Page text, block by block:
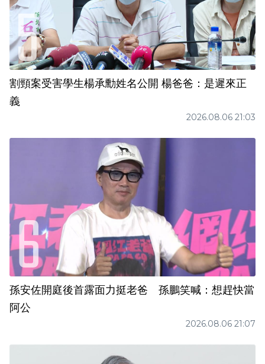
割頸案受害學生楊承勳姓名公開 楊爸爸：是遲來正
義
2026.08.06 21:03
孫安佐開庭後首露面力挺老爸 孫鵬笑喊：想趕快當
阿公
2026.08.06 21:07